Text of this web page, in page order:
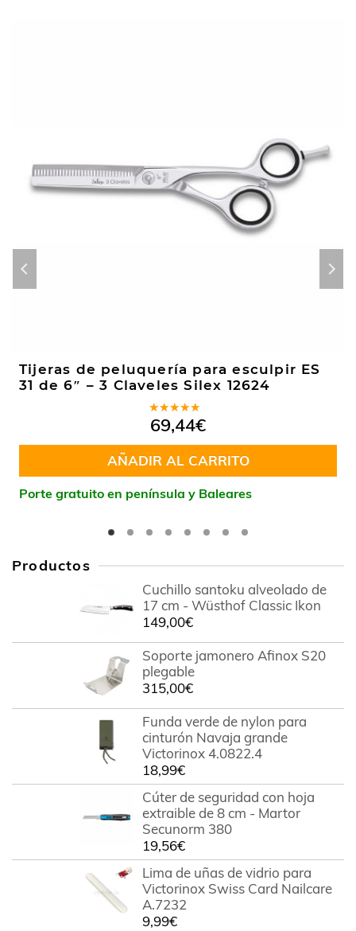
Tijeras de peluquería para esculpir ES
31 de 6″ – 3 Claveles Silex 12624
Valorado
en5.00de
5
69,44€
AÑADIR AL CARRITO
Porte gratuito en península y Baleares
Productos
Cuchillo santoku alveolado de
17 cm - Wüsthof Classic Ikon
149,00€
Soporte jamonero Afinox S20
plegable
315,00€
Funda verde de nylon para
cinturón Navaja grande
Victorinox 4.0822.4
18,99€
Cúter de seguridad con hoja
extraible de 8 cm - Martor
Secunorm 380
19,56€
Lima de uñas de vidrio para
Victorinox Swiss Card Nailcare
A.7232
9,99€